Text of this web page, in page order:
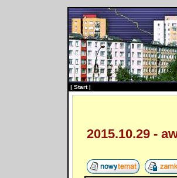
| Start|
2015.10.29 -